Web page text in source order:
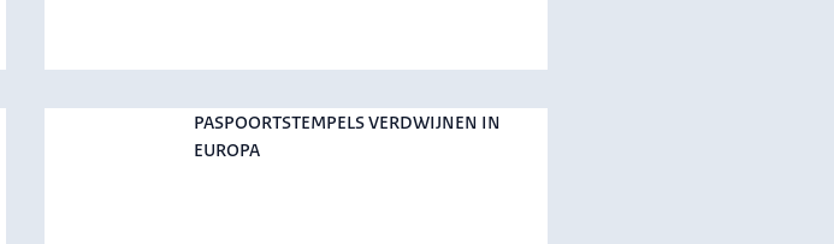
PASPOORTSTEMPELS VERDWIJNEN IN
EUROPA